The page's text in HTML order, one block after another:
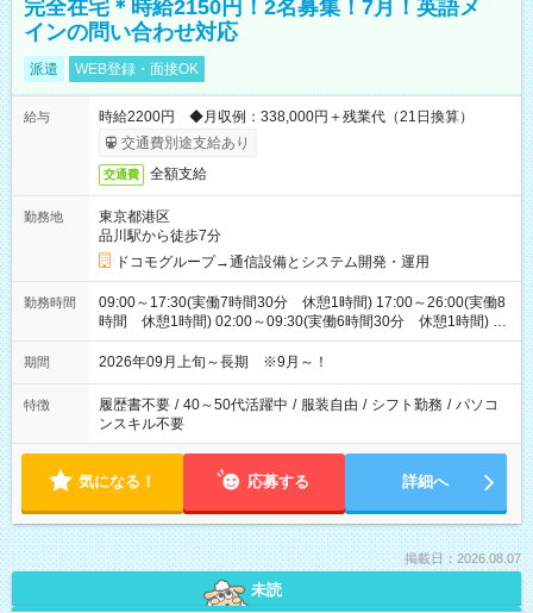
完全在宅＊時給2150円！2名募集！7月！英語メ
インの問い合わせ対応
派遣 WEB登録・面接OK
給与
時給2200円 ◆月収例：338,000円＋残業代（21日換算）
交通費別途支給あり
交通費 全額支給
勤務地
東京都港区
品川駅から徒歩7分
ドコモグループ→通信設備とシステム開発・運用
勤務時間
09:00～17:30(実働7時間30分 休憩1時間) 17:00～26:00(実働8
時間 休憩1時間) 02:00～09:30(実働6時間30分 休憩1時間) ※
日勤は就業時間1/夜勤は就業時間2.3を連続で行って頂きます
期間 2026年09月上旬～長期 ※9月～！
特徴 履歴書不要 / 40～50代活躍中 / 服装自由 / シフト勤務 / パソコ
ンスキル不要
気になる！ 応募する 詳細へ
掲載日：2026.08.07
未読